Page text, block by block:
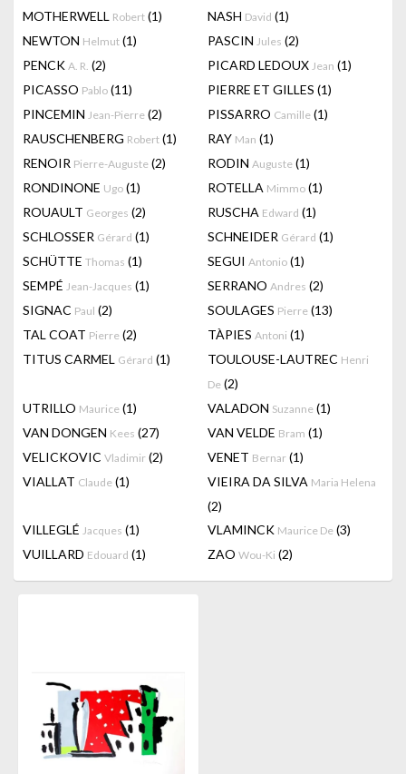
MOTHERWELL Robert (1) NASH David (1)
NEWTON Helmut (1) PASCIN Jules (2)
PENCK A. R. (2) PICARD LEDOUX Jean (1)
PICASSO Pablo (11) PIERRE ET GILLES (1)
PINCEMIN Jean-Pierre (2) PISSARRO Camille (1)
RAUSCHENBERG Robert (1) RAY Man (1)
RENOIR Pierre-Auguste (2) RODIN Auguste (1)
RONDINONE Ugo (1) ROTELLA Mimmo (1)
ROUAULT Georges (2) RUSCHA Edward (1)
SCHLOSSER Gérard (1) SCHNEIDER Gérard (1)
SCHÜTTE Thomas (1) SEGUI Antonio (1)
SEMPÉ Jean-Jacques (1) SERRANO Andres (2)
SIGNAC Paul (2) SOULAGES Pierre (13)
TAL COAT Pierre (2) TÀPIES Antoni (1)
TITUS CARMEL Gérard (1) TOULOUSE-LAUTREC Henri
De (2)
UTRILLO Maurice (1) VALADON Suzanne (1)
VAN DONGEN Kees (27) VAN VELDE Bram (1)
VELICKOVIC Vladimir (2) VENET Bernar (1)
VIALLAT Claude (1) VIEIRA DA SILVA Maria Helena
(2)
VILLEGLÉ Jacques (1) VLAMINCK Maurice De (3)
VUILLARD Edouard (1) ZAO Wou-Ki (2)